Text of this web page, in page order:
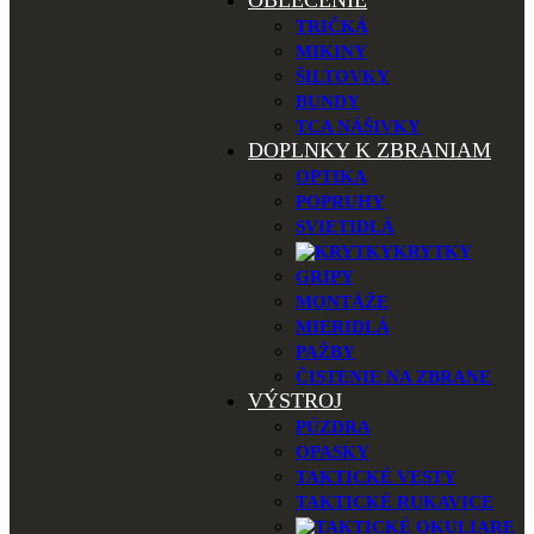
TRIČKÁ
MIKINY
ŠILTOVKY
BUNDY
TCA NÁŠIVKY
DOPLNKY K ZBRANIAM
OPTIKA
POPRUHY
SVIETIDLÁ
KRYTKY
GRIPY
MONTÁŽE
MIERIDLÁ
PAŽBY
ČISTENIE NA ZBRANE
VÝSTROJ
PÚZDRA
OPASKY
TAKTICKÉ VESTY
TAKTICKÉ RUKAVICE